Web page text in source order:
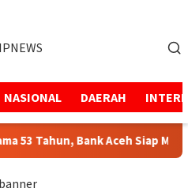
NASIONAL DAERAH
53 Tahun, Bank Aceh Siap